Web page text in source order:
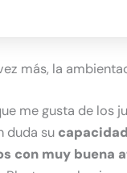
más, la
me gusta de los
duda su
con muy buena